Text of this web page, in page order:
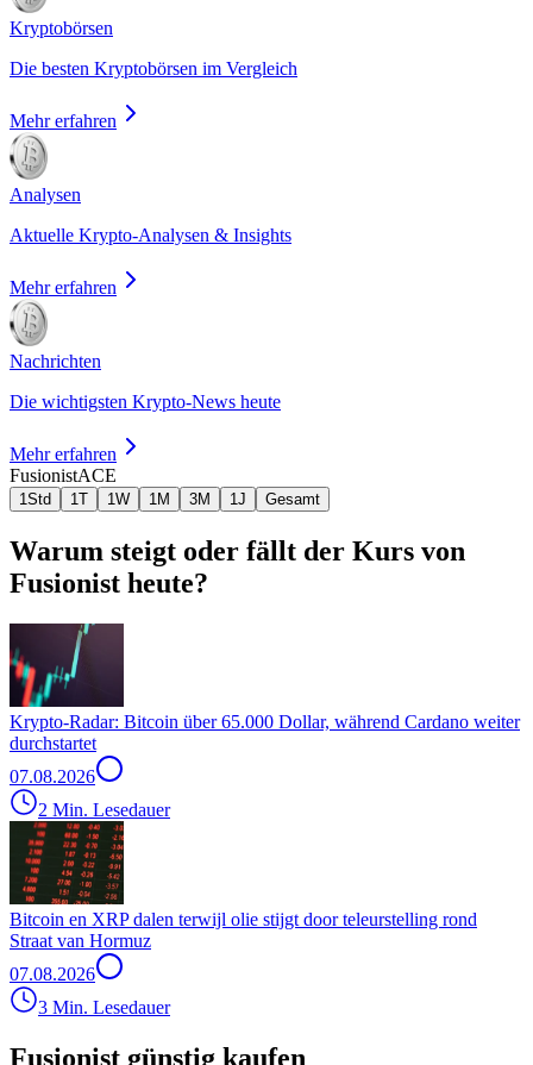
Kryptobörsen
Die besten Kryptobörsen im Vergleich
Mehr erfahren
Analysen
Aktuelle Krypto-Analysen & Insights
Mehr erfahren
Nachrichten
Die wichtigsten Krypto-News heute
Mehr erfahren
FusionistACE
1Std 1T 1W 1M 3M 1J Gesamt
Warum steigt oder fällt der Kurs von
Fusionist heute?
Krypto-Radar: Bitcoin über 65.000 Dollar, während Cardano weiter
durchstartet
07.08.2026
2 Min. Lesedauer
Bitcoin en XRP dalen terwijl olie stijgt door teleurstelling rond
Straat van Hormuz
07.08.2026
3 Min. Lesedauer
Fusionist günstig kaufen